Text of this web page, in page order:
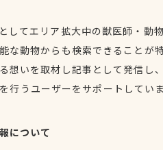
してエリア拡大中の獣医師・動
な動物からも検索できることが
想いを取材し記事として発信し
行うユーザーをサポートしてい
について